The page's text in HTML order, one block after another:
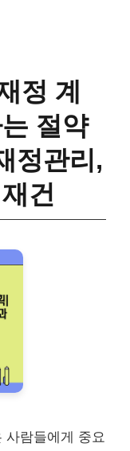
정 계
절약
정관리,
건
사람들에게 중요